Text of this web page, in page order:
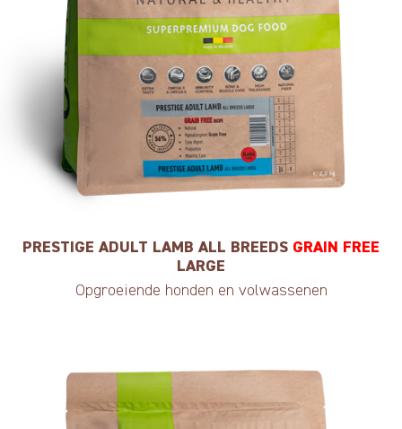
PRESTIGE ADULT LAMB ALL BREEDS GRAIN FREE
LARGE
Opgroeiende honden en volwassenen